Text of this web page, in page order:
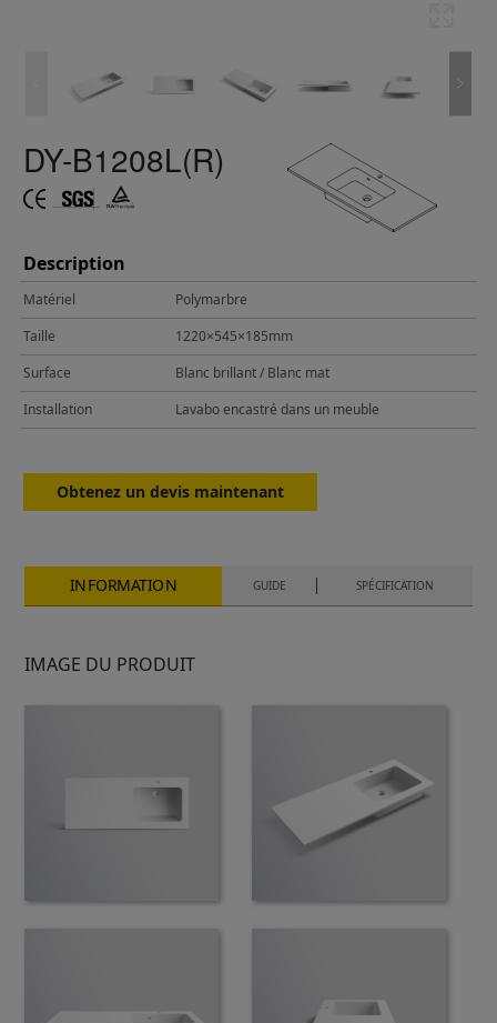
DY-B1208L(R)
Description
Matériel
Polymarbre
Taille
1220×545×185mm
Surface
Blanc brillant / Blanc mat
Installation
Lavabo encastré dans un meuble
Obtenez un devis maintenant
INFORMATION GUIDE SPÉCIFICATION
IMAGE DU PRODUIT